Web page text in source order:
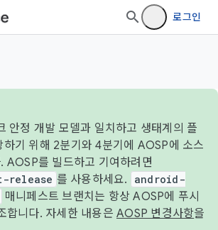
로그인
안정 개발 모델과 일치하고 생태계의 플
하기 위해 2분기와 4분기에 AOSP에 소스
AOSP를 빌드하고 기여하려면
release 를 사용하세요.
android-
매니페스트 브랜치는 항상 AOSP에 푸시
합니다. 자세한 내용은 AOSP 변경사항을